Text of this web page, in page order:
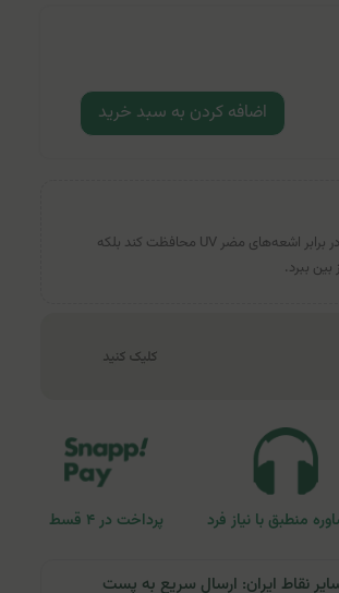
اضافه کردن به سبد خرید
کرم ضدآفتاب و ضدلک SPF40 لافارر، نه تنها می‌تواند از پوست در برابر اشعه‌های مضر UV محافظت کند بلکه
ببرد.
منطبق با نیاز فرد پرداخت در ۴ قسط